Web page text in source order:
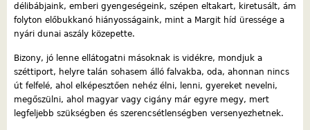
délibábjaink, emberi gyengeségeink, szépen eltakart, kiretusált, ám
folyton előbukkanó hiányosságaink, mint a Margit híd üressége a
nyári dunai aszály közepette.
Bizony, jó lenne ellátogatni másoknak is vidékre, mondjuk a
széttiport, helyre talán sohasem álló falvakba, oda, ahonnan nincs
út felfelé, ahol elképesztően nehéz élni, lenni, gyereket nevelni,
megőszülni, ahol magyar vagy cigány már egyre megy, mert
legfeljebb szükségben és szerencsétlenségben versenyezhetnek.